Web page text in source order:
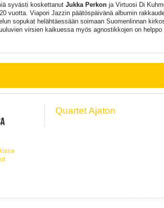
syvästi koskettanut Jukka Perkonja Virtuosi Di
vuotta. Viapori Jazzin päätöspäivänä albumin
sopukat helähtäessään soimaan Suomenlinnan
virsien kaikuessa myös agnostikkojen on helppo
Quartet Ajaton